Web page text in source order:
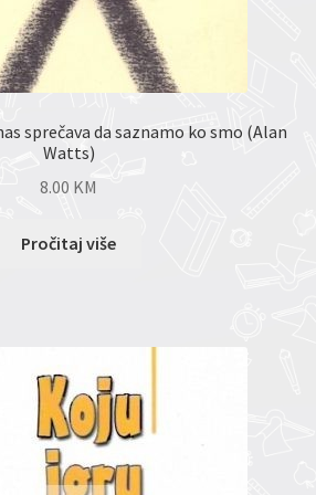
sprečava da saznamo ko smo (Alan
Watts)
8.00 KM
Pročitaj više